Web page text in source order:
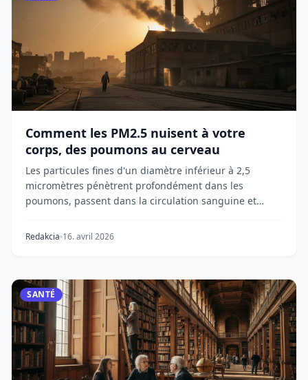
Comment les PM2.5 nuisent à votre
corps, des poumons au cerveau
Les particules fines d'un diamètre inférieur à 2,5
micromètres pénètrent profondément dans les
poumons, passent dans la circulation sanguine et
Redakcia 16. avril 2026
SANTÉ